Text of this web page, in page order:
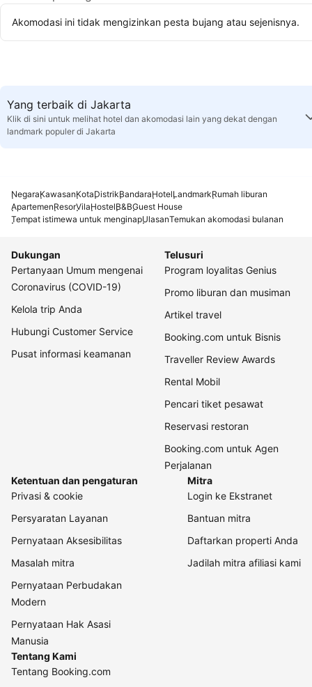
Akomodasi ini tidak mengizinkan pesta bujang atau sejenisnya.
Yang terbaik di Jakarta
Klik di sini untuk melihat hotel dan akomodasi lain yang dekat dengan
landmark populer di Jakarta
NegaraKawasanKotaDistrikBandaraHotelLandmarkRumah liburan
ApartemenResorVilaHostelB&BGuest House
Tempat istimewa untuk menginapUlasanTemukan akomodasi bulanan
Dukungan
Pertanyaan Umum mengenai
Coronavirus (COVID-19)
Kelola trip Anda
Hubungi Customer Service
Pusat informasi keamanan
Telusuri
Program loyalitas Genius
Promo liburan dan musiman
Artikel travel
Booking.com untuk Bisnis
Traveller Review Awards
Rental Mobil
Pencari tiket pesawat
Reservasi restoran
Booking.com untuk Agen
Perjalanan
Ketentuan dan pengaturan
Privasi & cookie
Persyaratan Layanan
Pernyataan Aksesibilitas
Masalah mitra
Pernyataan Perbudakan
Modern
Pernyataan Hak Asasi
Manusia
Mitra
Login ke Ekstranet
Bantuan mitra
Daftarkan properti Anda
Jadilah mitra afiliasi kami
Tentang Kami
Tentang Booking.com